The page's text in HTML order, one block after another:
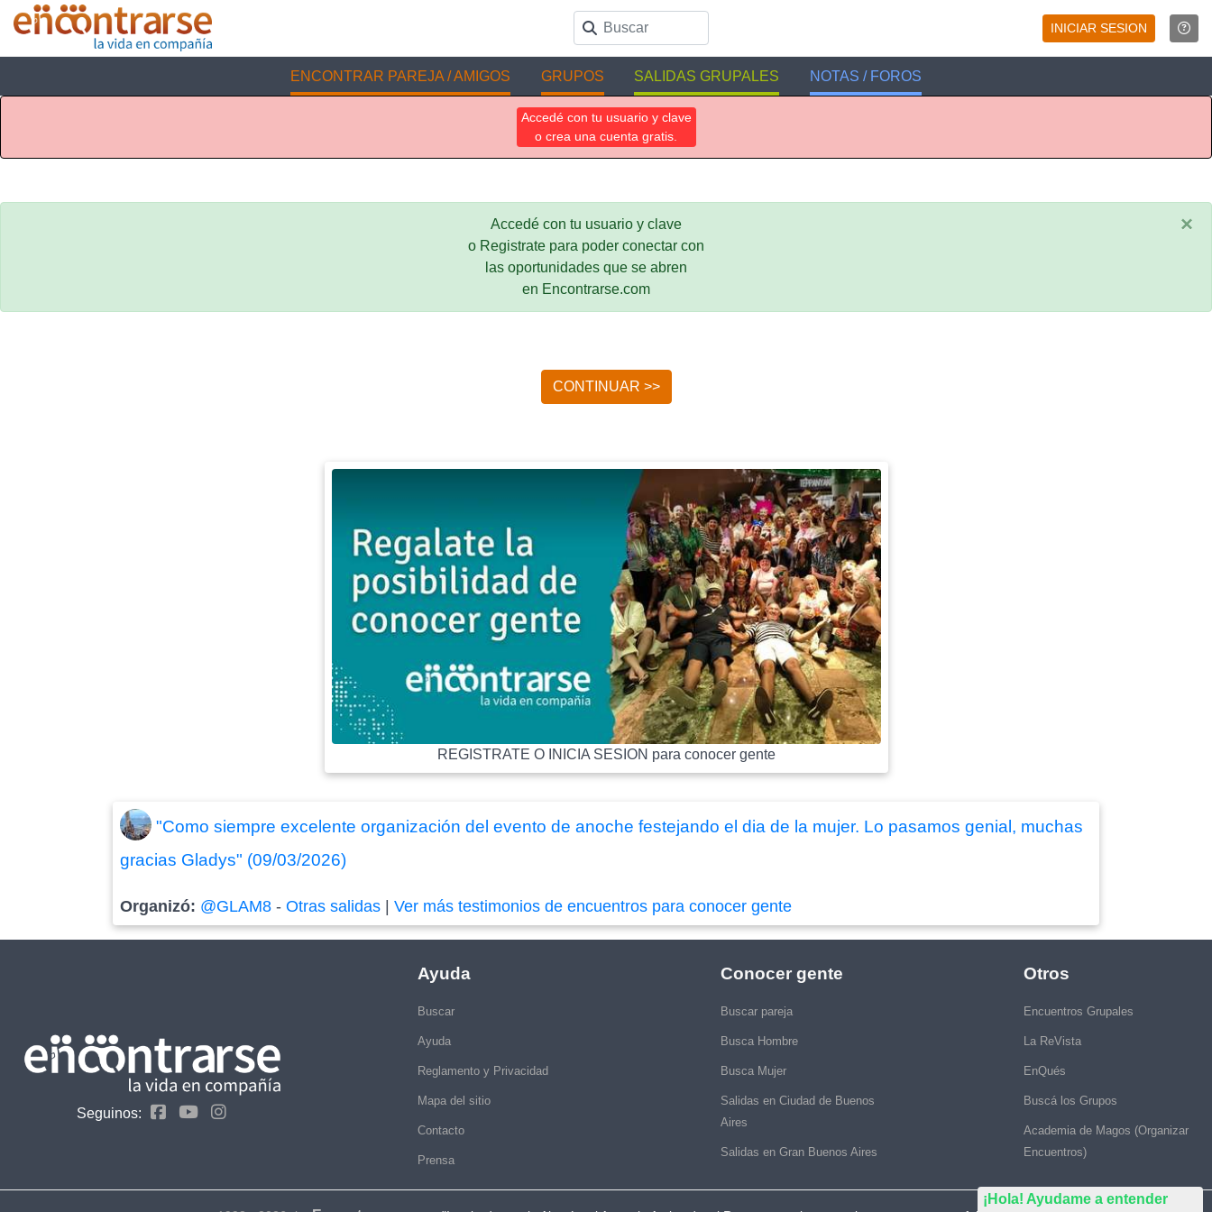
INICIAR SESION
ENCONTRAR PAREJA / AMIGOS GRUPOS SALIDAS GRUPALES NOTAS / FOROS
¡Hola! Ayudame a entender
Accedé con tu usuario y clave
o crea una cuenta gratis.
Accedé con tu usuario y clave
o Registrate para poder conectar con
las oportunidades que se abren
en Encontrarse.com
×
CONTINUAR >>
REGISTRATE O INICIA SESION para conocer gente
"Como siempre excelente organización del evento de anoche festejando el dia de la mujer. Lo pasamos genial, muchas
gracias Gladys" (09/03/2026)
Organizó: @GLAM8 -Otras salidas |Ver más testimonios de encuentros para conocer gente
Seguinos:
Ayuda
Buscar
Ayuda
Reglamento y Privacidad
Mapa del sitio
Contacto
Prensa
Conocer gente
Buscar pareja
Busca Hombre
Busca Mujer
Salidas en Ciudad de Buenos
Aires
Salidas en Gran Buenos Aires
Otros
Encuentros Grupales
La ReVista
EnQués
Buscá los Grupos
Academia de Magos (Organizar
Encuentros)